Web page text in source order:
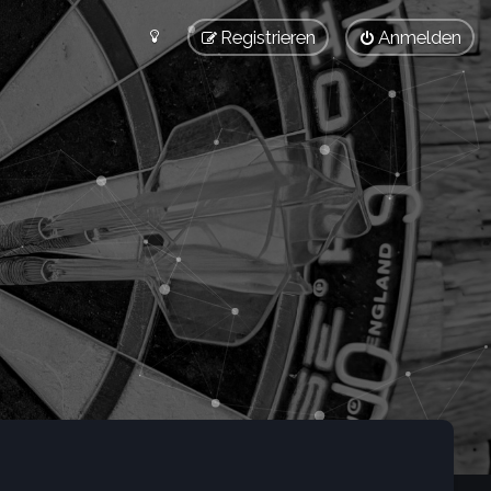
Anmelden
Registrieren